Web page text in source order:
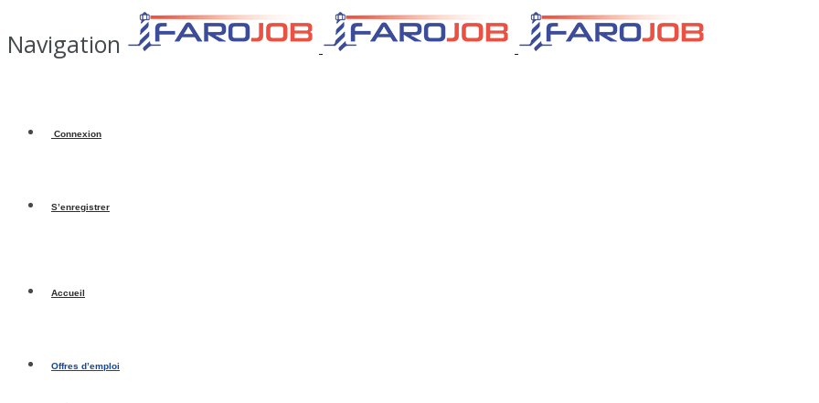
Navigation
Connexion
S’enregistrer
Accueil
Offres d’emploi